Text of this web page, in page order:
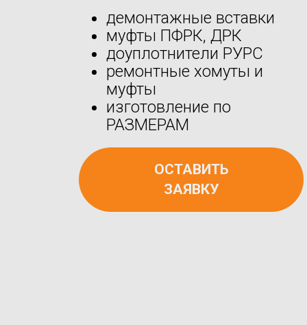
демонтажные вставки
муфты ПФРК, ДРК
доуплотнители РУРС
ремонтные хомуты и
муфты
изготовление по
РАЗМЕРАМ
ОСТАВИТЬ
ЗАЯВКУ